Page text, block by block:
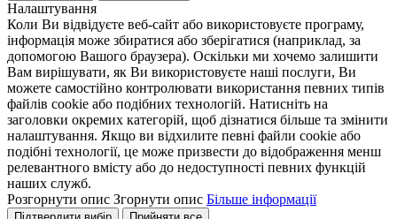
Налаштування
Коли Ви відвідуєте веб-сайт або використовуєте програму,
інформація може збиратися або зберігатися (наприклад, за
допомогою Вашого браузера). Оскільки ми хочемо залишити
Вам вирішувати, як Ви використовуєте наші послуги, Ви
можете самостійно контролювати використання певних типів
файлів cookie або подібних технологій. Натисніть на
заголовки окремих категорій, щоб дізнатися більше та змінити
налаштування. Якщо ви відхилите певні файли cookie або
подібні технології, це може призвести до відображення менш
релевантного вмісту або до недоступності певних функцій
наших служб.
Розгорнути опис Згорнути опис Більше інформації